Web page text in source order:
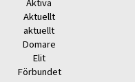
Aktiva
Aktuellt
aktuellt
Domare
Elit
Förbundet